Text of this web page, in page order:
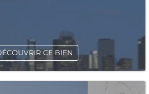
CE BIEN